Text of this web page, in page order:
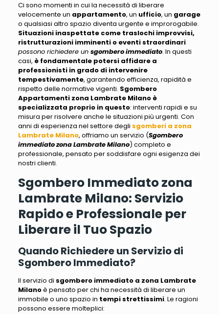
Ci sono momenti in cui la necessità di liberare
velocemente un appartamento, un ufficio, un garage
o qualsiasi altro spazio diventa urgente e improrogabile.
Situazioni inaspettate come traslochi improvvisi,
ristrutturazioni imminenti o eventi straordinari
possono richiedere un sgombero immediato. In questi
casi, è fondamentale potersi affidare a
professionisti in grado di intervenire
tempestivamente, garantendo efficienza, rapidità e
rispetto delle normative vigenti. Sgombero
Appartamenti zona Lambrate Milano è
specializzata proprio in questo: interventi rapidi e su
misura per risolvere anche le situazioni più urgenti. Con
anni di esperienza nel settore degli sgomberi a zona
Lambrate Milano, offriamo un servizio (Sgombero
immediato zona Lambrate Milano) completo e
professionale, pensato per soddisfare ogni esigenza dei
nostri clienti.
Sgombero Immediato zona
Lambrate Milano: Servizio
Rapido e Professionale per
Liberare il Tuo Spazio
Quando Richiedere un Servizio di
Sgombero Immediato?
Il servizio di sgombero immediato a zona Lambrate
Milanoè pensato per chi ha necessità di liberare un
immobile o uno spazio in tempi strettissimi. Le ragioni
possono essere molteplici: